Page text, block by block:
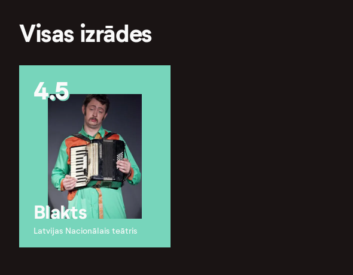
Visas izrādes
4.5
Blakts
Latvijas Nacionālais teātris